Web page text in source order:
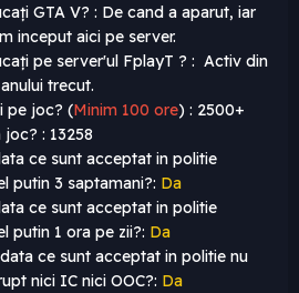
GTA V? : De cand a aparut, iar
inceput aici pe server.
pe server'ul FplayT ? : Activ din
trecut.
pe joc? (Minim 100 ore) : 2500+
: 13258
ce sunt acceptat in politie
putin 3 saptamani?: Da
ce sunt acceptat in politie
putin 1 ora pe zii?: Da
ce sunt acceptat in politie nu
nici IC nici OOC?: Da